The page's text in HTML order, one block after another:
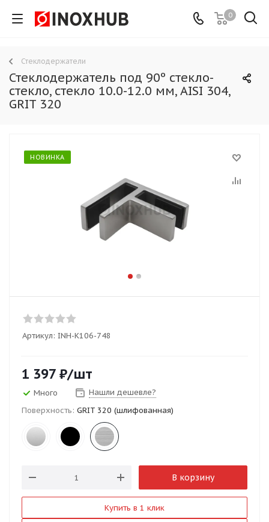
0
Стеклодержатели
Стеклодержатель под 90º стекло-
стекло, стекло 10.0-12.0 мм, AISI 304,
GRIT 320
НОВИНКА
Артикул: INH-K106-748
1 397 ₽/шт
Много
Нашли дешевле?
Поверхность: GRIT 320 (шлифованная)
В корзину
Купить в 1 клик